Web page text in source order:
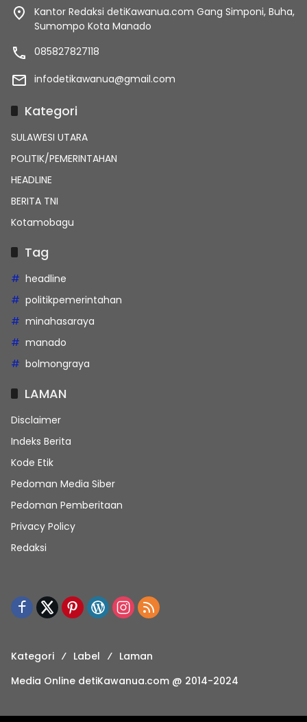
Kantor Redaksi detiKawanua.com Gang Simponi, Buha,
Sumompo Kota Manado
085827827118
infodetikawanua@gmail.com
Kategori
SULAWESI UTARA
POLITIK/PEMERINTAHAN
HEADLINE
BERITA TNI
Kotamobagu
Tag
headline
politikpemerintahan
minahasaraya
manado
bolmongraya
LAMAN
Disclaimer
Indeks Berita
Kode Etik
Pedoman Media Siber
Pedoman Pemberitaan
Privacy Policy
Redaksi
Kategori Label
Laman
Media Online detiKawanua.com @ 2014-2024